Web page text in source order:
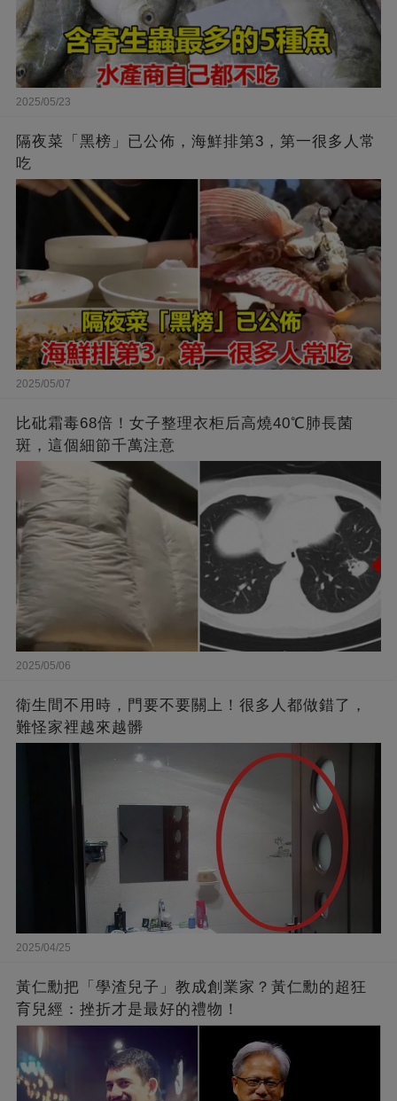
2025/05/23
隔夜菜「黑榜」已公佈，海鮮排第3，第一很多人常
吃
2025/05/07
比砒霜毒68倍！女子整理衣柜后高燒40℃肺長菌
斑，這個細節千萬注意
2025/05/06
衛生間不用時，門要不要關上！很多人都做錯了，
難怪家裡越來越髒
2025/04/25
黃仁勳把「學渣兒子」教成創業家？黃仁勳的超狂
育兒經：挫折才是最好的禮物！